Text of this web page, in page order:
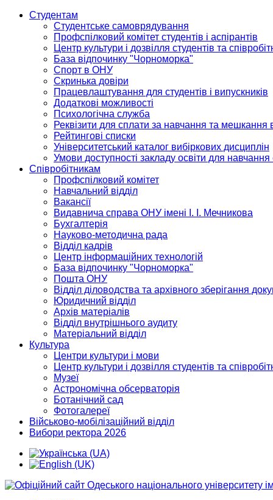
Студентам
Студентське самоврядування
Профспілковий комітет студентів і аспірантів
Центр культури і дозвілля студентів та
База відпочинку "Чорноморка"
Спорт в ОНУ
Скринька довіри
Працевлаштування для студентів і випускників
Додаткові можливості
Психологічна служба
Реквізити для сплати за навчання та мешкання
Рейтингові списки
Університетський каталог вибіркових дисциплін
Умови доступності закладу освіти для
Співробітникам
Профспілковий комітет
Навчальний відділ
Вакансії
Видавнича справа ОНУ імені І. І. Мечникова
Бухгалтерія
Науково-методична рада
Відділ кадрів
Центр інформаційних технологій
База відпочинку "Чорноморка"
Пошта ОНУ
Відділ діловодства та архівного зберігання
Юридичний відділ
Архів матеріалів
Відділ внутрішнього аудиту
Матеріальний відділ
Культура
Центри культури і мови
Центр культури і дозвілля студентів та
Музеї
Астрономічна обсерваторія
Ботанічний сад
Фотогалереї
Військово-мобілізаційний відділ
Вибори ректора 2026